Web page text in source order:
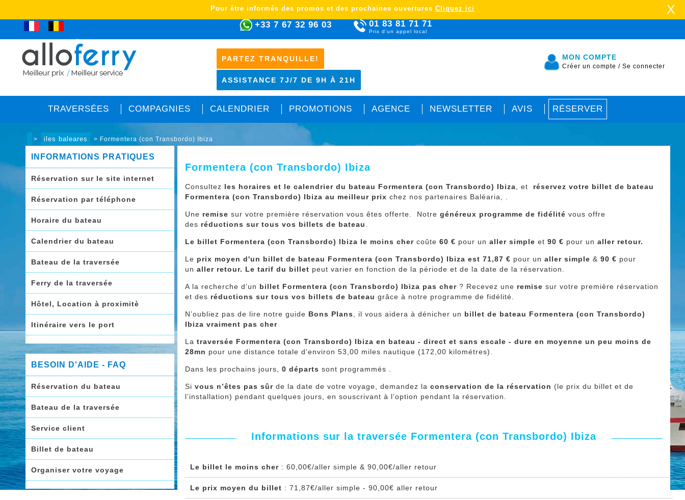
+33 7 67 32 96 03 01 83 81 71 71
Prix d'un appel local
PARTEZ TRANQUILLE!
ASSISTANCE 7J/7 DE 9H À 21H
MON COMPTE
Créer un compte / Se connecter
TRAVERSÉES COMPAGNIES CALENDRIER PROMOTIONS AGENCE NEWSLETTER AVIS RÉSERVER
Pour être informés des promos et des prochaines ouvertures Cliquez ici X
> iles baleares > Formentera (con Transbordo) Ibiza
INFORMATIONS PRATIQUES
Réservation sur le site internet
Réservation par téléphone
Horaire du bateau
Calendrier du bateau
Bateau de la traversée
Ferry de la traversée
Hôtel, Location à proximitè
Itinéraire vers le port
BESOIN D'AIDE - FAQ
Réservation du bateau
Bateau de la traversée
Service client
Billet de bateau
Organiser votre voyage
Formentera (con Transbordo) Ibiza
Consultez les horaires et le calendrier du bateau Formentera (con Transbordo) Ibiza, et réservez votre billet de bateau
Formentera (con Transbordo) Ibiza au meilleur prix chez nos partenaires Baléaria, .
Une remise sur votre première réservation vous êtes offerte. Notregénéreux programme de fidélité vous offre
des réductions sur tous vos billets de bateau.
Le billet Formentera (con Transbordo) Ibiza le moins chercoûte 60 € pour unaller simple et90 € pour unaller retour.
Le prix moyen d'un billet de bateau Formentera (con Transbordo) Ibizaest 71,87 € pour unaller simple &90 € pour
unaller retour. Le tarif du billet peut varier en fonction de la période et de la date de la réservation.
A la recherche d’un billet Formentera (con Transbordo) Ibiza pas cher ? Recevez une remise sur votre première réservation
et des réductions sur tous vos billets de bateaugrâce à notre programme de fidélité.
N’oubliez pas de lire notre guide Bons Plans, il vous aidera à dénicher un billet de bateau Formentera (con Transbordo)
Ibiza vraiment pas cher
Latraversée Formentera (con Transbordo) Ibiza en bateau - direct et sans escale - dure en moyenne un peu moins de
28mn pour une distance totale d'environ 53,00 miles nautique (172,00 kilométres).
Dans les prochains jours,0 départs sont programmés .
Sivous n’êtes pas sûr de la date de votre voyage, demandez laconservation de la réservation (le prix du billet et de
l’installation) pendant quelques jours, en souscrivant à l’option pendant la réservation.
Informations sur la traversée Formentera (con Transbordo) Ibiza
Le billet le moins cher : 60,00€/aller simple & 90,00€/aller retour
Le prix moyen du billet : 71,87€/aller simple - 90,00€ aller retour